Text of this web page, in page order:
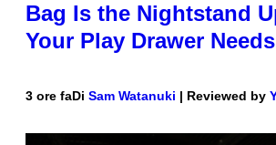
Bag Is the Nightstand
Your Play Drawer Needs
3 ore faDi Sam Watanuki | Reviewed by